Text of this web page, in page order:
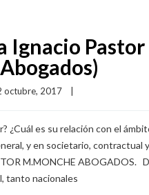
Ignacio
octubre, 2017
¿Cuál es su relación con el
y en societario, contractual
M.MONCHE ABOGADOS.
tanto nacionales